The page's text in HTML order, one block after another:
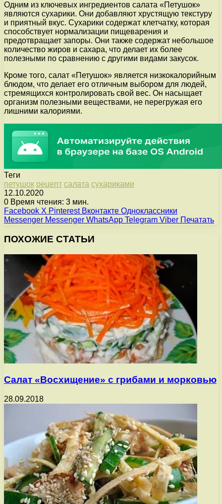
Одним из ключевых ингредиентов салата «Петушок»
являются сухарики. Они добавляют хрустящую текстуру
и приятный вкус. Сухарики содержат клетчатку, которая
способствует нормализации пищеварения и
предотвращает запоры. Они также содержат небольшое
количество жиров и сахара, что делает их более
полезными по сравнению с другими видами закусок.
Кроме того, салат «Петушок» является низкокалорийным
блюдом, что делает его отличным выбором для людей,
стремящихся контролировать свой вес. Он насыщает
организм полезными веществами, не перегружая его
лишними калориями.
Теги
петушок рецепт салата сухариками
12.10.2020
0 Время чтения: 3 мин.
Facebook X Pinterest Вконтакте Одноклассники
Messenger Messenger WhatsApp Telegram Viber Печатать
ПОХОЖИЕ СТАТЬИ
Салат «Восхищение» с грибами и морковью
28.09.2018